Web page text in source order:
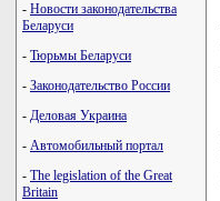
- Новости законодательства
Беларуси
- Тюрьмы Беларуси
- Законодательство России
- Деловая Украина
- Автомобильный портал
- The legislation of the Great
Britain